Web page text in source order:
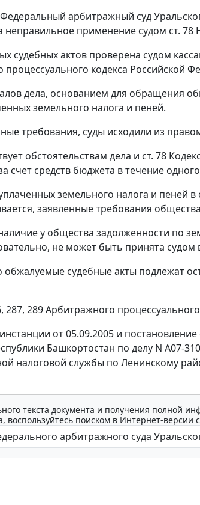
арбитражный суд
неправильное применение судом ст. 78
судебных актов проверена судом
кодекса Российской
дела, основанием для обращения
земельного налога и пеней.
требования, суды исходили из
обстоятельствам дела и ст. 78
счет средств бюджета в течение
земельного налога и пеней
заявленные требования
у общества задолженности по
не может быть принята судом
судебные акты подлежат
, 287, 289Арбитражного
от 05.09.2005 и
Башкортостан по делу N А07-
налоговой службы по Ленинскому
текста документа и получения полной
воспользуйтесь поиском в Интернет-версии